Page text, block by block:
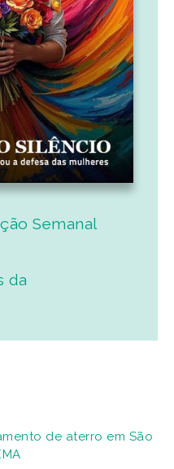
Semanal
da
de aterro em São